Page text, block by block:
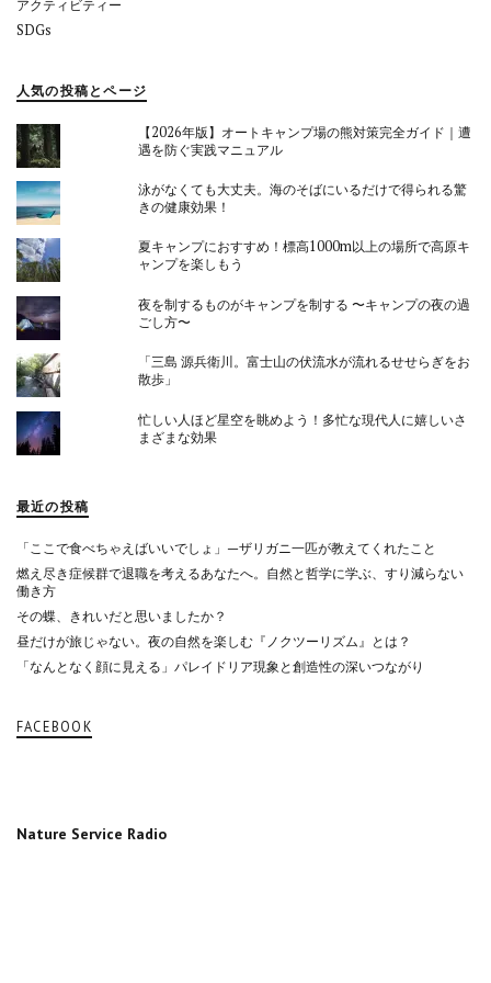
アクティビティー
SDGs
人気の投稿とページ
【2026年版】オートキャンプ場の熊対策完全ガイド｜遭
遇を防ぐ実践マニュアル
泳がなくても大丈夫。海のそばにいるだけで得られる驚
きの健康効果！
夏キャンプにおすすめ！標高1000m以上の場所で高原キ
ャンプを楽しもう
夜を制するものがキャンプを制する 〜キャンプの夜の過
ごし方〜
「三島 源兵衛川。富士山の伏流水が流れるせせらぎをお
散歩」
忙しい人ほど星空を眺めよう！多忙な現代人に嬉しいさ
まざまな効果
最近の投稿
「ここで食べちゃえばいいでしょ」—ザリガニ一匹が教えてくれたこと
燃え尽き症候群で退職を考えるあなたへ。自然と哲学に学ぶ、すり減らない
働き方
その蝶、きれいだと思いましたか？
昼だけが旅じゃない。夜の自然を楽しむ『ノクツーリズム』とは？
「なんとなく顔に見える」パレイドリア現象と創造性の深いつながり
FACEBOOK
Nature Service Radio